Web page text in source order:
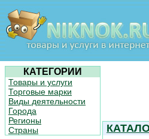
КАТЕГОРИИ
Товары и услуги
Торговые марки
Виды деятельности
Города
Регионы
Страны